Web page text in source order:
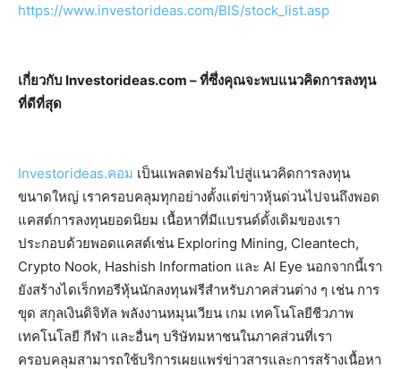
https://www.investorideas.com/BIS/stock_list.asp
เกี่ยวกับ Investorideas.com – ที่ซึ่งคุณจะพบแนวคิดการลงทุน
ที่ดีที่สุด
Investorideas.คอม เป็นแพลตฟอร์มไปสู่แนวคิดการลงทุน
ขนาดใหญ่ เราครอบคลุมทุกอย่างตั้งแต่ข่าวหุ้นด่วนไปจนถึงพอด
แคสต์การลงทุนยอดนิยม เนื้อหาที่มีแบรนด์ดั้งเดิมของเรา
ประกอบด้วยพอดแคสต์เช่น Exploring Mining, Cleantech,
Crypto Nook, Hashish Information และ AI Eye นอกจากนี้เรา
ยังสร้างไดเร็กทอรีหุ้นนักลงทุนฟรีสำหรับภาคส่วนต่าง ๆ เช่น การ
ขุด สกุลเงินดิจิทัล พลังงานหมุนเวียน เกม เทคโนโลยีชีวภาพ
เทคโนโลยี กีฬา และอื่นๆ บริษัทมหาชนในภาคส่วนที่เรา
ครอบคลุมสามารถใช้บริการเผยแพร่ข่าวสารและการสร้างเนื้อหา